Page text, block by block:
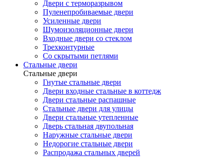
Двери с терморазрывом
Пуленепробиваемые двери
Усиленные двери
Шумоизоляционные двери
Входные двери со стеклом
Трехконтурные
Со скрытыми петлями
Стальные двери
Стальные двери
Гнутые стальные двери
Двери входные стальные в коттедж
Двери стальные распашные
Стальные двери для улицы
Двери стальные утепленные
Дверь стальная двупольная
Наружные стальные двери
Недорогие стальные двери
Распродажа стальных дверей